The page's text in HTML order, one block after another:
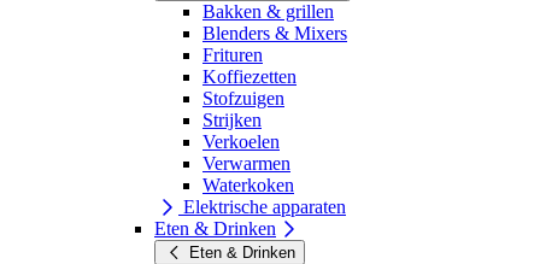
Bakken & grillen
Blenders & Mixers
Frituren
Koffiezetten
Stofzuigen
Strijken
Verkoelen
Verwarmen
Waterkoken
Elektrische apparaten
Eten & Drinken
Eten & Drinken